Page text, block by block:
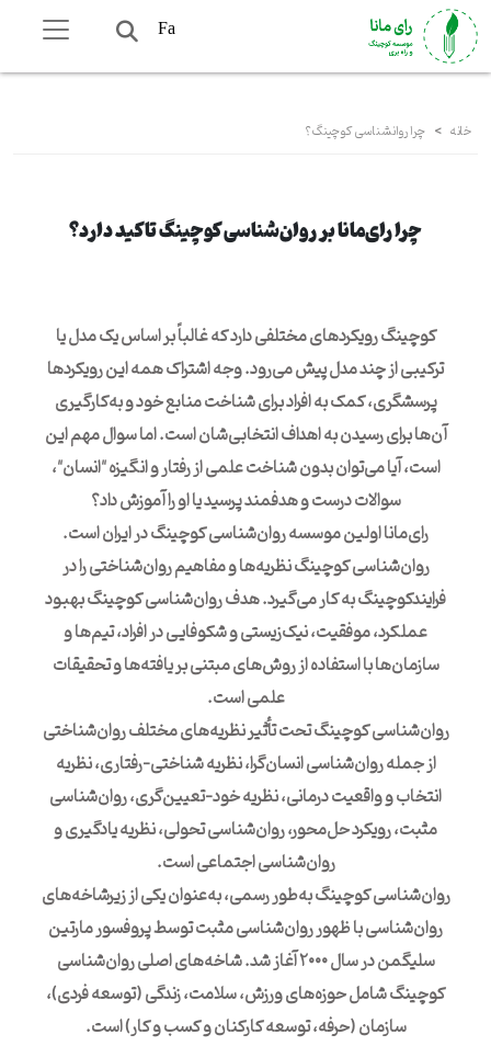
Fa
خانه > چرا روانشناسی کوچینگ؟
چرا رای‌مانا بر روان‌شناسی کوچینگ تاکید دارد؟
کوچینگ رویکردهای مختلفی دارد که غالباً بر اساس یک مدل یا
ترکیبی از چند مدل پیش می‌رود. وجه اشتراک همه این رویکردها
پرسشگری، کمک به افراد برای شناخت منابع خود و به‌کارگیری
آن‌ها برای رسیدن به اهداف انتخابی‌شان است. اما سوال مهم این
است، آیا می‌توان بدون شناخت علمی از رفتار و انگیزه "انسان"،
سوالات درست و هدفمند پرسید یا او را آموزش داد؟
رای‌مانا اولین موسسه روان‌شناسی کوچینگ در ایران است.
روان‌شناسی کوچینگ نظریه‌ها و مفاهیم روان‌شناختی را در
فرایندکوچینگ به کار می‌گیرد. هدف روان‌شناسی کوچینگ بهبود
عملکرد، موفقیت، نیک‌زیستی و شکوفایی در افراد، تیم‌ها و
سازمان‌ها با استفاده از روش‌های مبتنی بر یافته‌ها و تحقیقات
علمی است.
روان‌شناسی کوچینگ تحت تأثیر نظریه‌های مختلف روان‌شناختی
از جمله روان‌شناسی انسان‌گرا، نظریه شناختی-رفتاری، نظریه
انتخاب و واقعیت درمانی، نظریه خود-تعیین‌گری، روان‌شناسی
مثبت، رویکرد حل‌محور، روان‌شناسی تحولی، نظریه یادگیری و
روان‌شناسی اجتماعی است.
روان‌شناسی کوچینگ به‌طور رسمی، به‌عنوان یکی از زیرشاخه‌های
روان‌شناسی با ظهور روان‌شناسی مثبت توسط پروفسور مارتین
سلیگمن در سال ۲۰۰۰ آغاز شد. شاخه‌های اصلی روان‌شناسی
کوچینگ شامل حوزه‌های ورزش، سلامت، زندگی (توسعه فردی)،
سازمان (حرفه، توسعه کارکنان و کسب و کار) است.